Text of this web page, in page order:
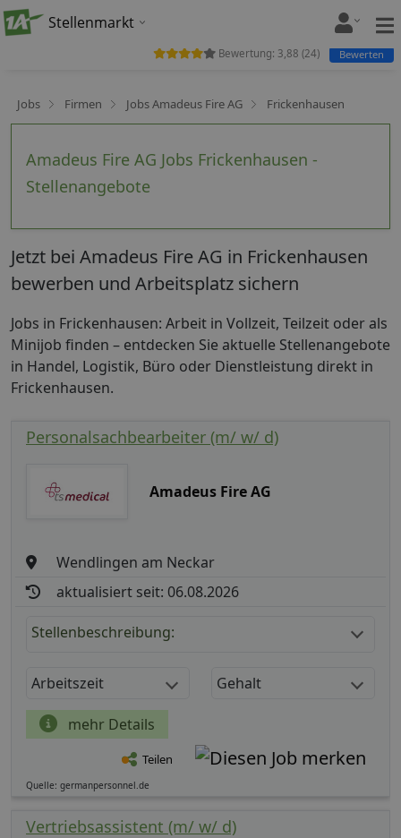
Stellenmarkt
Jobs Firmen Jobs Amadeus Fire AG Frickenhausen
Amadeus Fire AG Jobs Frickenhausen -
Stellenangebote
Bewertung: 3,88 (24) Bewerten
Jetzt bei Amadeus Fire AG in Frickenhausen
bewerben und Arbeitsplatz sichern
Jobs in Frickenhausen: Arbeit in Vollzeit, Teilzeit oder als
Minijob finden – entdecken Sie aktuelle Stellenangebote
in Handel, Logistik, Büro oder Dienstleistung direkt in
Frickenhausen.
Personalsachbearbeiter (m/ w/ d)
Amadeus Fire AG
Wendlingen am Neckar
aktualisiert seit: 06.08.2026
Stellenbeschreibung:
Arbeitszeit Gehalt
mehr Details
Teilen
Quelle: germanpersonnel.de
Vertriebsassistent (m/ w/ d)